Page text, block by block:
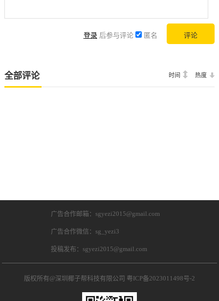
登录 后参与评论 匿名
全部评论 时间 热度
广告合作邮箱：sgyezi2015@gmail.com
广告合作微信：sg_yezi3
投稿发布：sgyezi2015@gmail.com
版权所有@深圳椰子帮科技有限公司 粤ICP备2023011498号-2